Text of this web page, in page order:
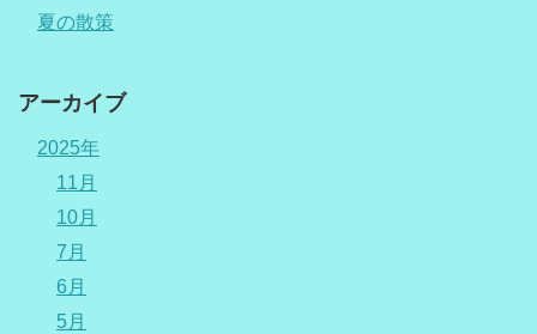
夏の散策
アーカイブ
2025年
11月
10月
7月
6月
5月